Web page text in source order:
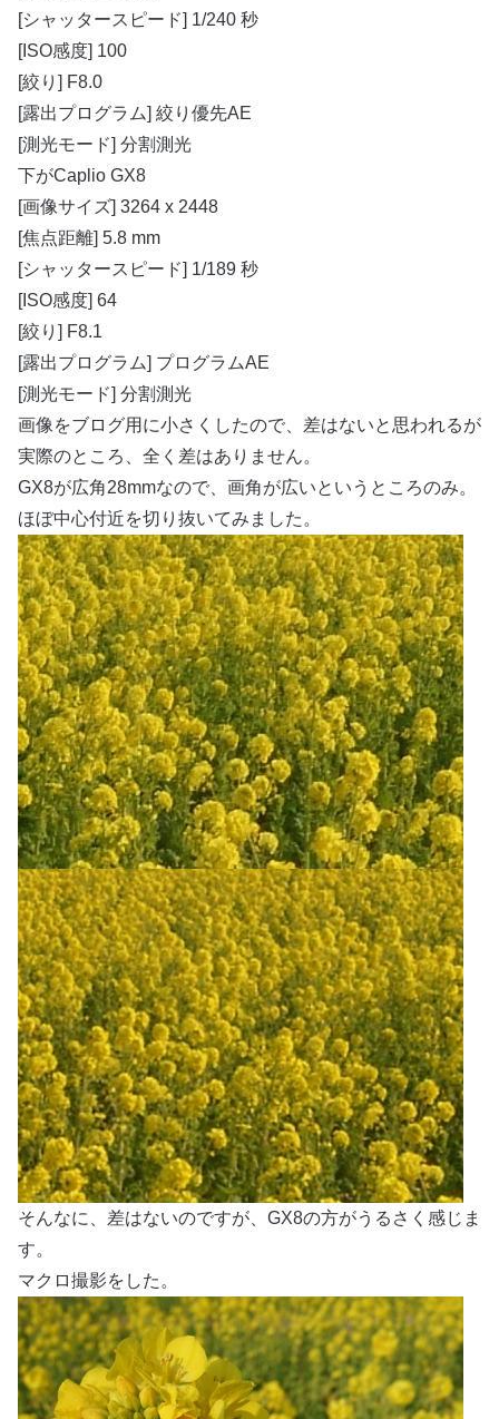
[シャッタースピード] 1/240 秒
[ISO感度] 100
[絞り] F8.0
[露出プログラム] 絞り優先AE
[測光モード] 分割測光
下がCaplio GX8
[画像サイズ] 3264 x 2448
[焦点距離] 5.8 mm
[シャッタースピード] 1/189 秒
[ISO感度] 64
[絞り] F8.1
[露出プログラム] プログラムAE
[測光モード] 分割測光
画像をブログ用に小さくしたので、差はないと思われるが
実際のところ、全く差はありません。
GX8が広角28mmなので、画角が広いというところのみ。
ほぼ中心付近を切り抜いてみました。
そんなに、差はないのですが、GX8の方がうるさく感じま
す。
マクロ撮影をした。